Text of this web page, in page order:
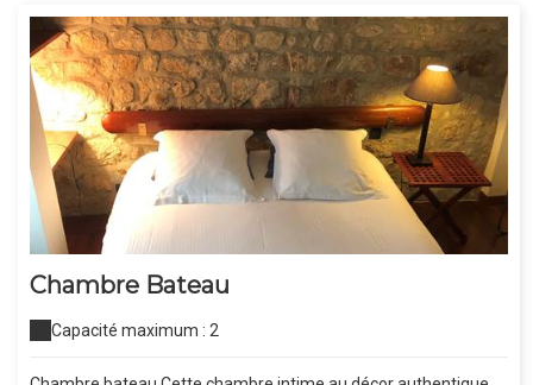
Chambre Bateau
Capacité maximum : 2